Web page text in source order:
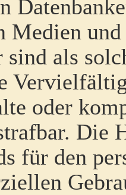
Medien
als
oder
Die
für den